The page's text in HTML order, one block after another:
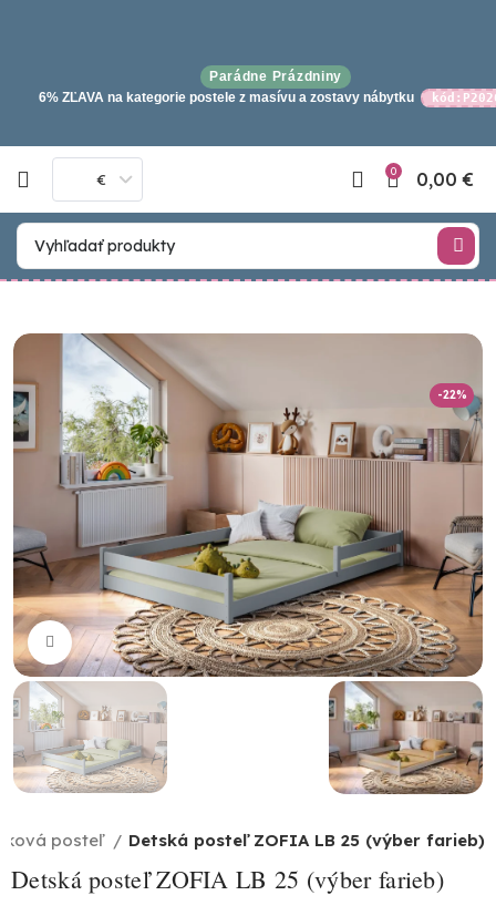
Parádne Prázdniny
6% ZĽAVA na kategorie postele z masívu a zostavy nábytku
€ 0 0,00€
-22%
Click to enlarge
posteľ Detská posteľ ZOFIA LB 25 (výber farieb)
Detská posteľ ZOFIA LB 25 (výber farieb)